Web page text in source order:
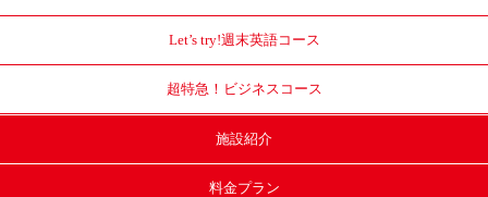
Let’s try!週末英語コース
超特急！ ビジネスコース
施設紹介
料金プラン